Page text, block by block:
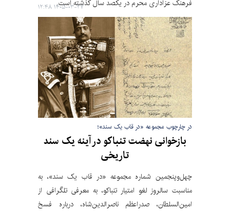
فرهنگ عزاداری محرم در یکصد سال گذشته است.
۱۴۰۵-۰۳-۲۷ ۱۲:۴۸
در چارچوب مجموعه «در قاب یک سند»؛
بازخوانی نهضت تنباکو در آینه یک سند
تاریخی
چهل‌وپنجمین شماره مجموعه «در قاب یک سند»، به
مناسبت سالروز لغو امتیار تنباکو، به معرفی تلگرافی از
امین‌السلطان، صدراعظم ناصرالدین‌شاه، درباره فسخ